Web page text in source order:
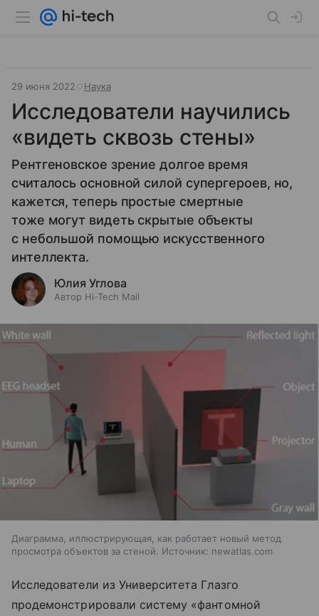
29 июня 2022 Наука
Исследователи научились
«видеть сквозь стены»
Рентгеновское зрение долгое время
считалось основной силой супергероев, но,
кажется, теперь простые смертные
тоже могут видеть скрытые объекты
с небольшой помощью искусственного
интеллекта.
Юлия Углова
Автор Hi-Tech Mail
Диаграмма, иллюстрирующая, как работает новый метод
просмотра объектов за стеной. Источник: newatlas.com
Исследователи из Университета Глазго
продемонстрировали систему «фантомной